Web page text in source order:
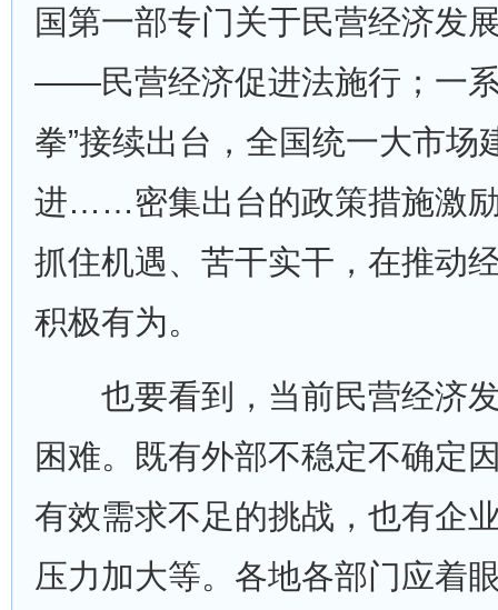
国第一部专门关于民营经济发
——民营经济促进法施行；一
拳”接续出台，全国统一大市场
进……密集出台的政策措施激
抓住机遇、苦干实干，在推动
积极有为。
也要看到，当前民营经济发
困难。既有外部不稳定不确定
有效需求不足的挑战，也有企
压力加大等。各地各部门应着